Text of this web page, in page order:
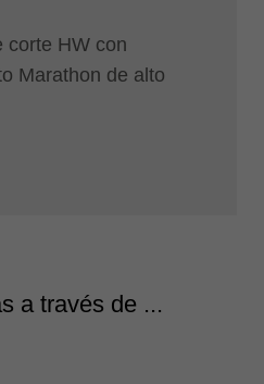
corte HW con
Marathon de alto
a través de ...